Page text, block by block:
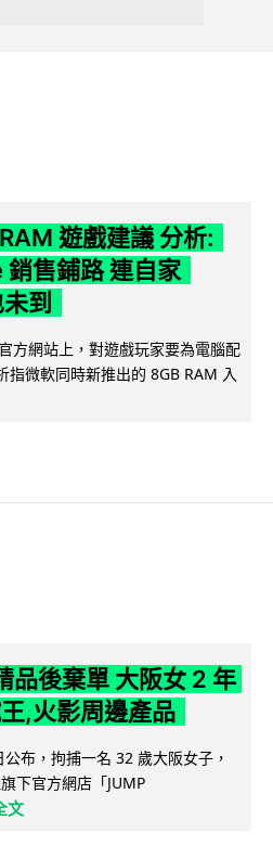
遊戲建議 分析:
售鋪路 連自家
到
方網站上，對遊戲玩家要為電腦配
指微軟同時新推出的 8GB RAM 入
品後棄單 大阪女 2 年
,火影周邊產品
布，拘捕一名 32 歲大阪女子，
下官方網店「JUMP
文